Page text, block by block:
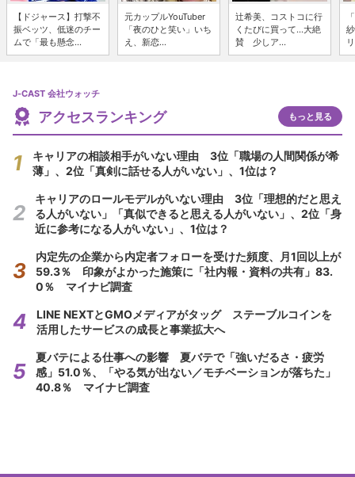
【ドジャース】打撃不
振ベッツ、低迷のチー
ムで「最も懸念...
元カップルYouTuber
「夜のひと笑い」いち
え、新恋...
辻希美、コストコに行
くたびに買って...大絶
賛 少しア...
J-CAST 会社ウォッチ
アクセスランキング もっと見る
キャリアの相談相手がいない理由 3位「職場の人間関係が希
薄」、2位「真剣に話せる人がいない」、1位は？
キャリアのロールモデルがいない理由 3位「理想的だと思え
る人がいない」「真似できると思える人がいない」、2位「身
近に参考になる人がいない」、1位は？
内定先の企業から内定者フォローを受けた頻度、月1回以上が
59.3％ 印象がよかった施策に「社内報・資料の共有」83.
0％ マイナビ調査
LINE NEXTとGMOメディアがタッグ ステーブルコインを
活用したサービスの成長と事業拡大へ
夏バテによる仕事への影響 夏バテで「強いだるさ・疲労
感」51.0％、「やる気が出ない／モチベーションが落ちた」
40.8％ マイナビ調査